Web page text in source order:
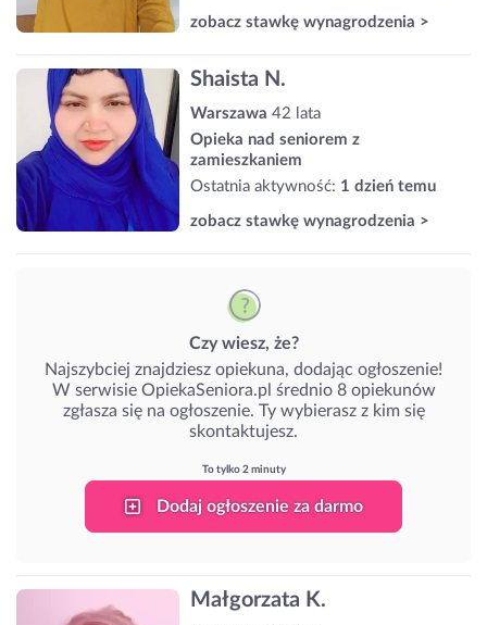
zobacz stawkę wynagrodzenia >
Shaista N.
Warszawa 42 lata
Opieka nad seniorem z
zamieszkaniem
Ostatnia aktywność: 1 dzień temu
zobacz stawkę wynagrodzenia >
Czy wiesz, że?
Najszybciej znajdziesz opiekuna, dodając ogłoszenie!
W serwisie OpiekaSeniora.pl średnio 8 opiekunów
zgłasza się na ogłoszenie. Ty wybierasz z kim się
skontaktujesz.
To tylko 2 minuty
Dodaj ogłoszenie za darmo
Małgorzata K.